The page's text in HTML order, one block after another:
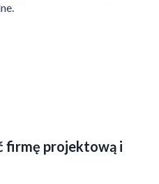
firmę projektową i